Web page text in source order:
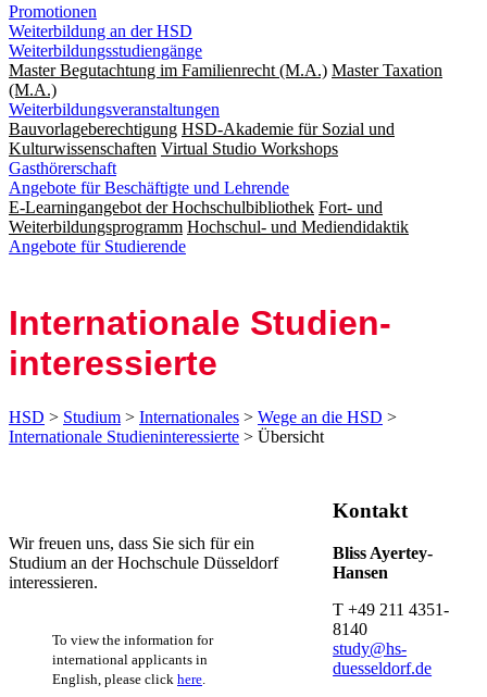
Promotionen
Weiterbildung an der HSD
Weiterbildungsstudiengänge
Master Begutachtung im Familienrecht (M.A.) Master Taxation
(M.A.)
Weiterbildungsveranstaltungen
Bauvorlageberechtigung HSD-Akademie für Sozial und
Kulturwissenschaften Virtual Studio Workshops
Gasthörerschaft
Angebote für Beschäftigte und Lehrende
E-Learningangebot der Hochschulbibliothek Fort- und
Weiterbildungsprogramm Hochschul- und Mediendidaktik
Angebote für Studierende
Inter­nationale Studien­
interessierte
HSD > Studium > Internationales > Wege an die HSD >
Internationale Studieninteressierte > Übersicht
​​Wir freuen uns, dass Sie sich für ein
Studium an der Hochschule Düsseldorf
interessieren.​
To view the information for
international applicants in
English, please click here
Kontakt
Bliss Ayertey-
Hansen
T​​ +49 211 4351-
8140
study@hs-
duesseldorf.de